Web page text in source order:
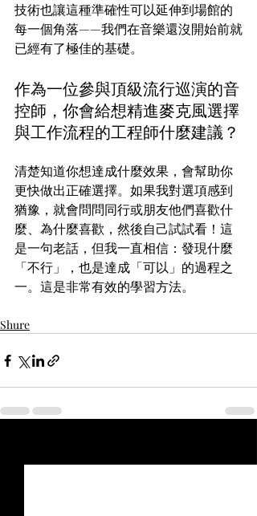
技術也讓這種準確性可以延伸到場館的
每一個角落——我們在音樂還沒開始前就
已經有了極佳的基礎。
作為一位參與頂級流行巡演的音
控師，你會給想精進麥克風選擇
與工作流程的工程師什麼建議？
清楚知道你想達成什麼效果，會幫助你
更快做出正確選擇。如果我對選項感到
猶豫，就會問問同行或朋友他們喜歡什
麼、為什麼喜歡，然後自己試試看！這
是一句老話，但我一直相信：發現什麼
「不行」，也是達成「可以」的過程之
一。這是非常有效的學習方法。
Shure